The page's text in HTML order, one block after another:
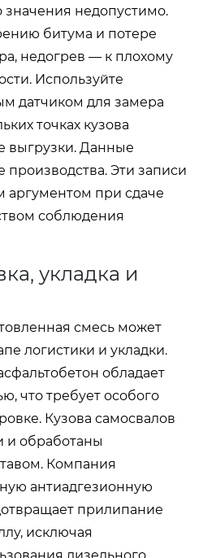
значения недопустимо.
битума и потере
недогрев — к плохому
Используйте
датчиком для замера
точках кузова
выгрузки. Данные
Эти записи
аргументом при сдаче
соблюдения
укладка и
смесь может
логистики и укладки.
обладает
что требует особого
Кузова самосвалов
и обработаны
Компания
антиадгезионную
прилипание
исключая
дизельного